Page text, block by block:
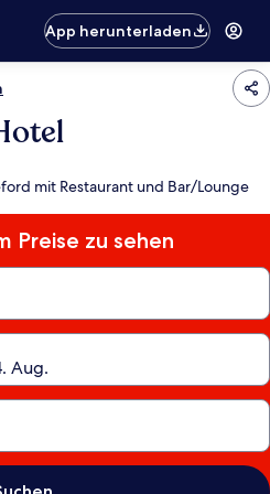
App herunterladen
mit Restaurant und Bar/Lounge
Preise zu sehen